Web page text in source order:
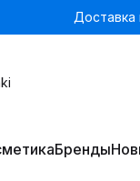
Доставка
Бренды